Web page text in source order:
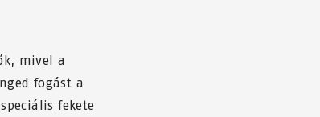
mivel a
fogást a
fekete